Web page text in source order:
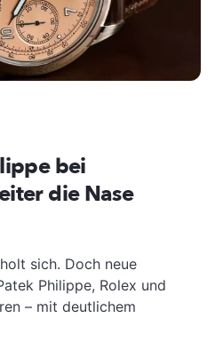
bei
die Nase
sich. Doch neue
Philippe, Rolex und
– mit deutlichem